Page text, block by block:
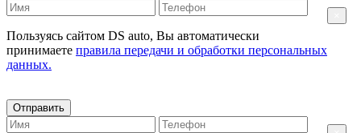
Пользуясь сайтом DS auto, Вы автоматически
принимаете правила передачи и обработки персональных
данных.
Отправить